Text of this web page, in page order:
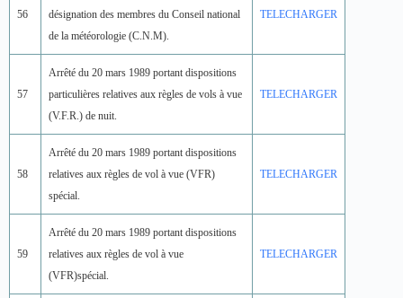
56
désignation des membres du Conseil national
de la météorologie (C.N.M).
TELECHARGER
57
Arrêté du 20 mars 1989 portant dispositions
particulières relatives aux règles de vols à vue
(V.F.R.) de nuit.
TELECHARGER
58
Arrêté du 20 mars 1989 portant dispositions
relatives aux règles de vol à vue (VFR)
spécial.
TELECHARGER
59
Arrêté du 20 mars 1989 portant dispositions
relatives aux règles de vol à vue
(VFR)spécial.
TELECHARGER